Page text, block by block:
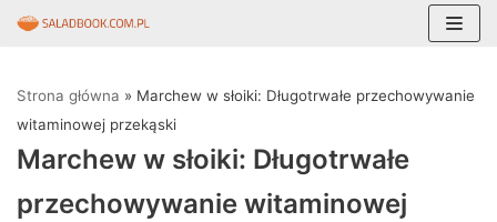
do
treści
Strona główna » Marchew w słoiki: Długotrwałe przechowywanie
witaminowej przekąski
Marchew w słoiki: Długotrwałe
przechowywanie witaminowej